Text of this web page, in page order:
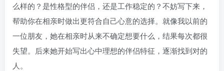
么样的？是性格型的伴侣，还是工作稳定的？不妨写下来，
帮助你在相亲时做出更符合自己心意的选择。就像我以前的
一位朋友，她在相亲时从来不确定想要什么，结果每次都很
失望。后来她开始写出心中理想的伴侣特征，逐渐找到对的
人。